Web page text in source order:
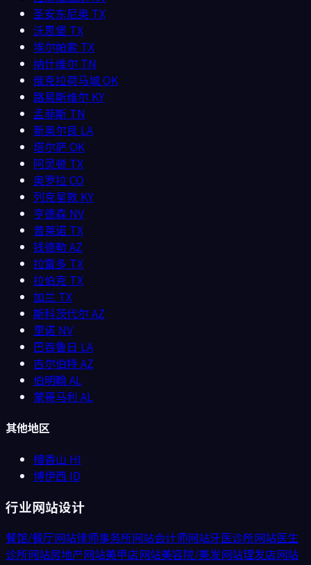
圣安东尼奥 TX
沃思堡 TX
埃尔帕索 TX
纳什维尔 TN
俄克拉荷马城OK
路易斯维尔 KY
孟菲斯 TN
新奥尔良 LA
塔尔萨OK
阿灵顿 TX
奥罗拉CO
列克星敦 KY
亨德森 NV
普莱诺 TX
钱德勒 AZ
拉雷多 TX
拉伯克 TX
加兰 TX
斯科茨代尔AZ
里诺 NV
巴吞鲁日 LA
吉尔伯特 AZ
伯明翰 AL
蒙哥马利 AL
其他地区
檀香山 HI
博伊西 ID
行业网站设计
餐馆/餐厅网站律师事务所网站会计师网站牙医诊所网站医生
诊所网站房地产网站美甲店网站美容院/美发网站理发店网站